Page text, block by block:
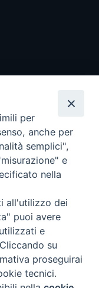
riservati - Vita
Torna
per
anche per
semplici",
e
nella
all'utilizzo dei
puoi avere
e
su
proseguirai
tecnici.